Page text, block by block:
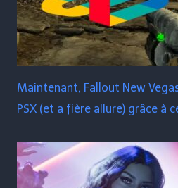
Maintenant, Fallout New
PSX (et a fière allure) grâce à